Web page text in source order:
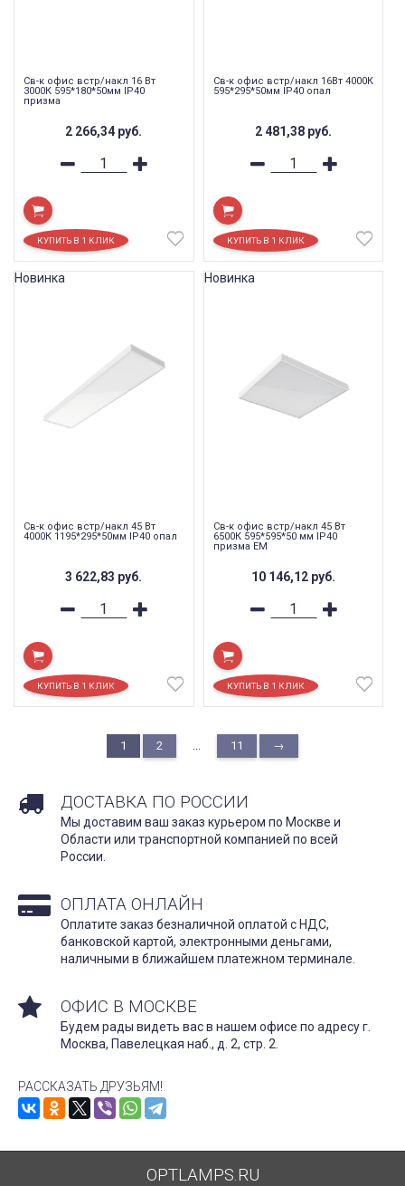
Св-к офис встр/накл 16 Вт
3000К 595*180*50мм IP40
призма
2 266,34 руб.
Св-к офис встр/накл 16Вт 4000К
595*295*50мм IP40 опал
2 481,38 руб.
Св-к офис встр/накл 45 Вт
4000К 1195*295*50мм IP40 опал
3 622,83 руб.
Новинка
Св-к офис встр/накл 45 Вт
6500К 595*595*50 мм IP40
призма EM
10 146,12 руб.
Новинка
1 2 11 →
ДОСТАВКА ПО РОССИИ
Мы доставим ваш заказ курьером по Москве и
Области или транспортной компанией по всей
России.
ОПЛАТА ОНЛАЙН
Оплатите заказ безналичной оплатой с НДС,
банковской картой, электронными деньгами,
наличными в ближайшем платежном терминале.
ОФИС В МОСКВЕ
Будем рады видеть вас в нашем офисе по адресу г.
Москва, Павелецкая наб., д. 2, стр. 2.
РАССКАЗАТЬ ДРУЗЬЯМ!
OPTLAMPS.RU